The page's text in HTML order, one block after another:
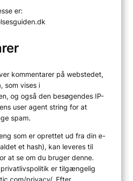
er:
kommentarer på webstedet,
som vises i
og også den besøgendes IP-
user agent string for at
spam.
som er oprettet ud fra din e-
et hash), kan leveres til
at se om du bruger denne.
er tilgængelig
privacy/. Efter